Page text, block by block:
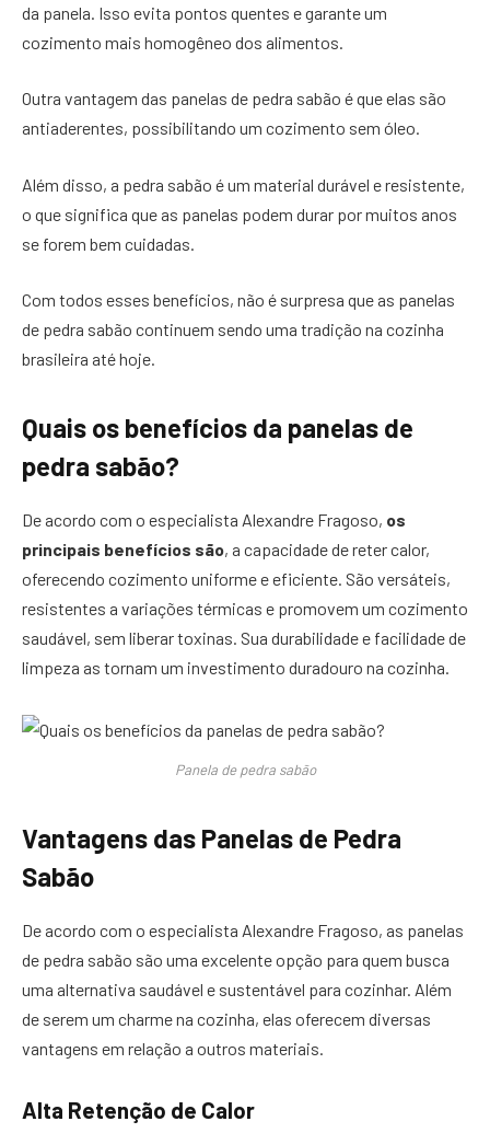
da panela. Isso evita pontos quentes e garante um
cozimento mais homogêneo dos alimentos.
Outra vantagem das panelas de pedra sabão é que elas são
antiaderentes, possibilitando um cozimento sem óleo.
Além disso, a pedra sabão é um material durável e resistente,
o que significa que as panelas podem durar por muitos anos
se forem bem cuidadas.
Com todos esses benefícios, não é surpresa que as panelas
de pedra sabão continuem sendo uma tradição na cozinha
brasileira até hoje.
Quais os benefícios da panelas de
pedra sabão?
De acordo com o especialista Alexandre Fragoso, os
principais benefícios são, a capacidade de reter calor,
oferecendo cozimento uniforme e eficiente. São versáteis,
resistentes a variações térmicas e promovem um cozimento
saudável, sem liberar toxinas. Sua durabilidade e facilidade de
limpeza as tornam um investimento duradouro na cozinha.
Panela de pedra sabão
Vantagens das Panelas de Pedra
Sabão
De acordo com o especialista Alexandre Fragoso, as panelas
de pedra sabão são uma excelente opção para quem busca
uma alternativa saudável e sustentável para cozinhar. Além
de serem um charme na cozinha, elas oferecem diversas
vantagens em relação a outros materiais.
Alta Retenção de Calor